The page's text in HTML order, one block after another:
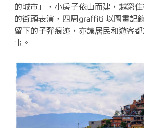
的城市」，小房子依山而建，越窮
的街頭表演，四周graffiti 以圖畫記
留下的子彈痕迹，亦讓居民和遊客
事。